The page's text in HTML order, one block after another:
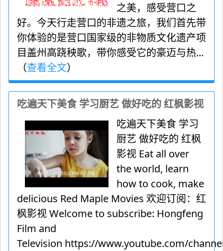
之美，感受营口之
好。今天行走营口的非遗之旅，我们首先带
你体验的是营口国家级的非物质文化遗产项
目盖州高跷秧歌，带你感受它的豪迈与热...
（查看全文）
吃遍天下美食 学习厨艺 做好吃的 红枫影视
吃遍天下美食 学习
厨艺 做好吃的 红枫
影视 Eat all over
the world, learn
how to cook, make
delicious Red Maple Movies 欢迎订阅：红
枫影视 Welcome to subscribe: Hongfeng
Film and
Television https://www.youtube.com/